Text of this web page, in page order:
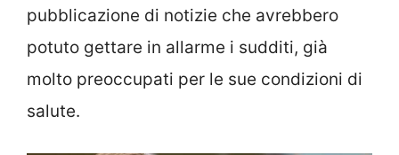
pubblicazione di notizie che avrebbero
potuto gettare in allarme i sudditi, già
molto preoccupati per le sue condizioni di
salute.